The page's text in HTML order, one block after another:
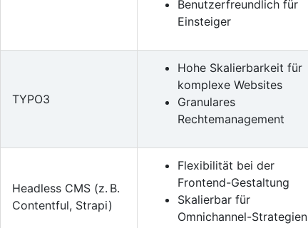
Benutzerfreundlich für
Einsteiger
TYPO3
Hohe Skalierbarkeit für
komplexe Websites
Granulares
Rechtemanagement
Headless CMS (z. B.
Contentful, Strapi)
Flexibilität bei der
Frontend-Gestaltung
Skalierbar für
Omnichannel-Strategien